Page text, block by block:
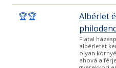
🏆🏆
Albérlet
Fiatal
albérletet
olyan
ahová a